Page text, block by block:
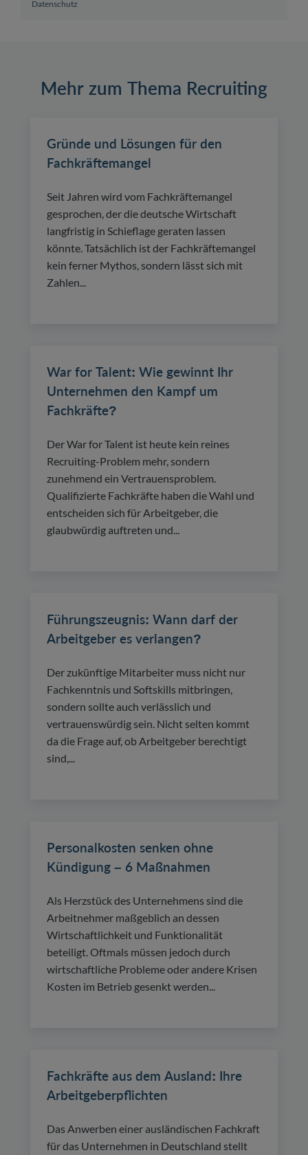
Datenschutz
Mehr zum Thema Recruiting
Gründe und Lösungen für den
Fachkräftemangel
Seit Jahren wird vom Fachkräftemangel
gesprochen, der die deutsche Wirtschaft
langfristig in Schieflage geraten lassen
könnte. Tatsächlich ist der Fachkräftemangel
kein ferner Mythos, sondern lässt sich mit
Zahlen...
War for Talent: Wie gewinnt Ihr
Unternehmen den Kampf um
Fachkräfte?
Der War for Talent ist heute kein reines
Recruiting-Problem mehr, sondern
zunehmend ein Vertrauensproblem.
Qualifizierte Fachkräfte haben die Wahl und
entscheiden sich für Arbeitgeber, die
glaubwürdig auftreten und...
Führungszeugnis: Wann darf der
Arbeitgeber es verlangen?
Der zukünftige Mitarbeiter muss nicht nur
Fachkenntnis und Softskills mitbringen,
sondern sollte auch verlässlich und
vertrauenswürdig sein. Nicht selten kommt
da die Frage auf, ob Arbeitgeber berechtigt
sind,...
Personalkosten senken ohne
Kündigung – 6 Maßnahmen
Als Herzstück des Unternehmens sind die
Arbeitnehmer maßgeblich an dessen
Wirtschaftlichkeit und Funktionalität
beteiligt. Oftmals müssen jedoch durch
wirtschaftliche Probleme oder andere Krisen
Kosten im Betrieb gesenkt werden...
Fachkräfte aus dem Ausland: Ihre
Arbeitgeberpflichten
Das Anwerben einer ausländischen Fachkraft
für das Unternehmen in Deutschland stellt